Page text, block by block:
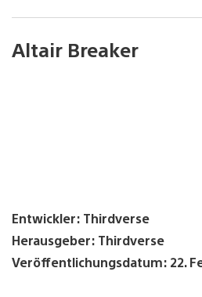
Altair Breaker
Entwickler: Thirdverse
Herausgeber: Thirdverse
Veröffentlichungsdatum: 22.